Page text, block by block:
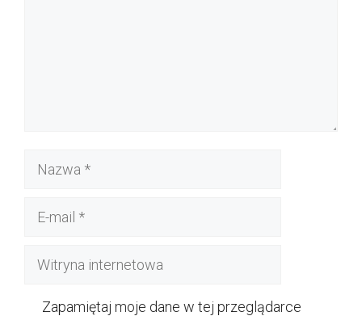
Nazwa
Witryna
Zapamiętaj moje dane w tej przeglądarce